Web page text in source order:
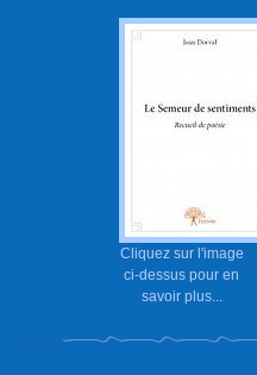
Cliquez sur l'image
ci-dessus pour en
savoir plus...